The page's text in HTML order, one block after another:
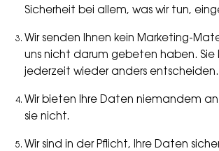
Sicherheit bei allem, was wir tun,
Wir senden Ihnen kein Marketing-
uns nicht darum gebeten haben. Sie
jederzeit wieder anders entscheiden.
Wir bieten Ihre Daten niemandem
sie nicht.
Wir sind in der Pflicht, Ihre Daten